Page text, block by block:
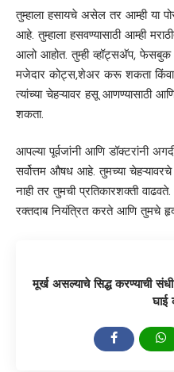
तुम्हाला हसायचे असेल तर आम्ही या
आहे. तुम्हाला हसवण्यासाठी आम्ही
आलो आहोत. तुम्ही व्हॉट्सअ‍ॅप, फेसबुक
मजेदार कोट्स,शेअर करू शकता किंवा
त्यांच्या चेहऱ्यावर हसू आणण्यासाठी
शकता.
आपल्या पूर्वजांनी आणि डॉक्टरांनी
सर्वोत्तम औषध आहे. तुमच्या
नाही तर तुमची प्रतिकारशक्ती
रक्तदाब नियंत्रित करते आणि तुमचे
मूर्ख असल्याचे सिद्ध करण्याची
घाई